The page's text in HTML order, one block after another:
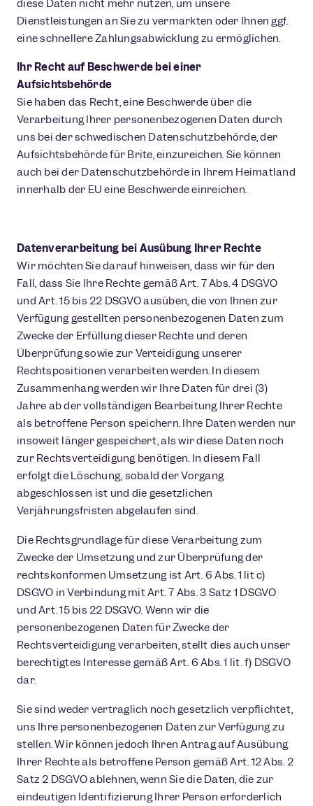
diese Daten nicht mehr nutzen, um unsere
Dienstleistungen an Sie zu vermarkten oder Ihnen ggf.
eine schnellere Zahlungsabwicklung zu ermöglichen.
Ihr Recht auf Beschwerde bei einer
Aufsichtsbehörde
Sie haben das Recht, eine Beschwerde über die
Verarbeitung Ihrer personenbezogenen Daten durch
uns bei der schwedischen Datenschutzbehörde, der
Aufsichtsbehörde für Brite, einzureichen. Sie können
auch bei der Datenschutzbehörde in Ihrem Heimatland
innerhalb der EU eine Beschwerde einreichen.
Datenverarbeitung bei Ausübung Ihrer Rechte
Wir möchten Sie darauf hinweisen, dass wir für den
Fall, dass Sie Ihre Rechte gemäß Art. 7 Abs. 4 DSGVO
und Art. 15 bis 22 DSGVO ausüben, die von Ihnen zur
Verfügung gestellten personenbezogenen Daten zum
Zwecke der Erfüllung dieser Rechte und deren
Überprüfung sowie zur Verteidigung unserer
Rechtspositionen verarbeiten werden. In diesem
Zusammenhang werden wir Ihre Daten für drei (3)
Jahre ab der vollständigen Bearbeitung Ihrer Rechte
als betroffene Person speichern. Ihre Daten werden nur
insoweit länger gespeichert, als wir diese Daten noch
zur Rechtsverteidigung benötigen. In diesem Fall
erfolgt die Löschung, sobald der Vorgang
abgeschlossen ist und die gesetzlichen
Verjährungsfristen abgelaufen sind.
Die Rechtsgrundlage für diese Verarbeitung zum
Zwecke der Umsetzung und zur Überprüfung der
rechtskonformen Umsetzung ist Art. 6 Abs. 1 lit c)
DSGVO in Verbindung mit Art. 7 Abs. 3 Satz 1 DSGVO
und Art. 15 bis 22 DSGVO. Wenn wir die
personenbezogenen Daten für Zwecke der
Rechtsverteidigung verarbeiten, stellt dies auch unser
berechtigtes Interesse gemäß Art. 6 Abs. 1 lit. f) DSGVO
dar.
Sie sind weder vertraglich noch gesetzlich verpflichtet,
uns Ihre personenbezogenen Daten zur Verfügung zu
stellen. Wir können jedoch Ihren Antrag auf Ausübung
Ihrer Rechte als betroffene Person gemäß Art. 12 Abs. 2
Satz 2 DSGVO ablehnen, wenn Sie die Daten, die zur
eindeutigen Identifizierung Ihrer Person erforderlich